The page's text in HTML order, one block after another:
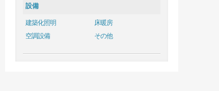
設備
建築化照明
床暖房
空調設備
その他